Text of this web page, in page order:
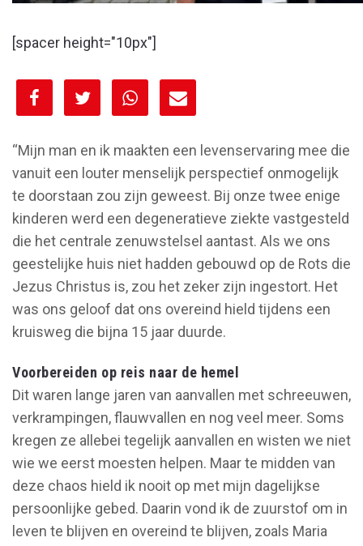
[spacer height="10px"]
[spacer height="10px"]
“Mijn man en ik maakten een levenservaring mee die
vanuit een louter menselijk perspectief onmogelijk
te doorstaan zou zijn geweest. Bij onze twee enige
kinderen werd een degeneratieve ziekte vastgesteld
die het centrale zenuwstelsel aantast. Als we ons
geestelijke huis niet hadden gebouwd op de Rots die
Jezus Christus is, zou het zeker zijn ingestort. Het
was ons geloof dat ons overeind hield tijdens een
kruisweg die bijna 15 jaar duurde.
Voorbereiden op reis naar de hemel
Dit waren lange jaren van aanvallen met schreeuwen,
verkrampingen, flauwvallen en nog veel meer. Soms
kregen ze allebei tegelijk aanvallen en wisten we niet
wie we eerst moesten helpen. Maar te midden van
deze chaos hield ik nooit op met mijn dagelijkse
persoonlijke gebed. Daarin vond ik de zuurstof om in
leven te blijven en overeind te blijven, zoals Maria